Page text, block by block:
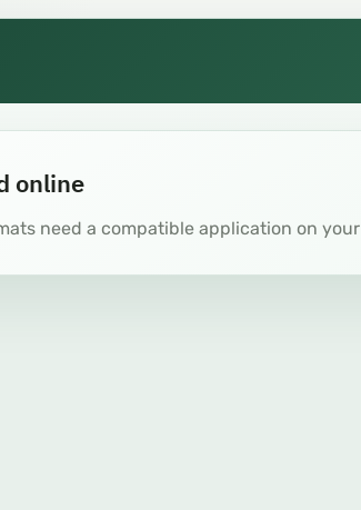
online
need a compatible application on